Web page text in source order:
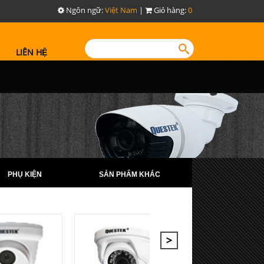
Ngôn ngữ:Việt Nam | Giỏ hàng:0
LIÊN HỆ
PHỤ KIỆN SẢN PHẨM KHÁC